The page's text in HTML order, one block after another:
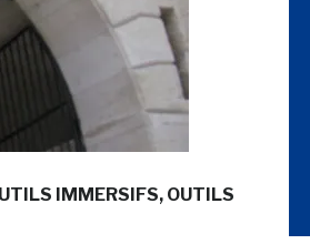
IMMERSIFS OUTILS